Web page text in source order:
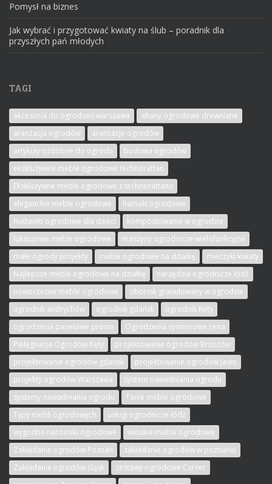
Pomysł na biznes
Jak wybrać i przygotować kwiaty na ślub – poradnik dla
przyszłych pań młodych
TAGI
akcesoria do ogrodzeń warszawa
altany ogrodowe drewniane
aranżacja ogrodów
aranżacje ogrodów
artykuły ozdobne do ogrodu
budowa ogrodów
ekskluzywne meble ogrodowe technorattan
Ekskluzywne meble ogrodowe z technorattanu
eleganckie meble ogrodowe
hamaki ogrodowe
huśtawki ogrodowe dla dzieci
kompostowanie w ogrodzie
luksusowe meble ogrodowe
maszyny ogrodnicze wielofunkcyjne
małe ogrody projekty
meble ogrodowe na działkę
mieczyki kwiaty
Najlepsze meble ogrodowe na działkę
narzędzia ogrodnicze łódź
nowoczesne meble ogrodowe
obornik granulowany w ogrodzie
ogrodnik andrychów
ogrodnik gdańsk
ogrodnik Kęty
ogrodzenia panelowe proste
Ogrodzenia systemowe cena
Pielęgnacja Ogrodów Kęty
projektowanie ogrodów Brzozów
projektowanie ogrodów gdańsk
projektowanie ogrodów Jasło
projekty ogrodów Warszawa
system nawadniania ogrodu
systemy nawadniania ogrodu
Tanie meble ogrodowe
Typy mebli ogrodowych
usługi ogrodnicze łódź
wygodne narożniki ogrodowe
włoskie meble ogrodowe
Zakładanie ogrodów Poznań
zakładanie ogrodów w poznaniu
Zakładanie ogrodów śląsk
zestawy ogrodowe Curver